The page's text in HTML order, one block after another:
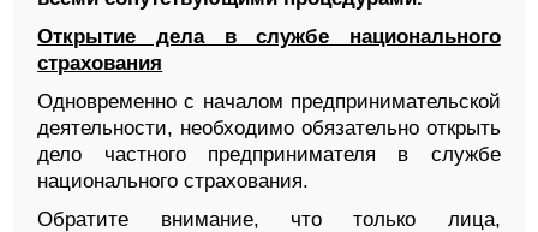
Открытие дела в службе национального
страхования
Одновременно с началом предпринимательской
деятельности, необходимо обязательно открыть
дело частного предпринимателя в службе
национального страхования.
Обратите внимание, что только лица,